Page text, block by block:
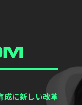
成に新しい改革